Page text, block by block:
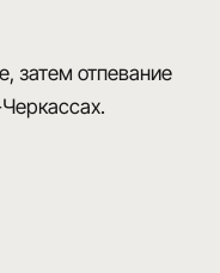
затем отпевание